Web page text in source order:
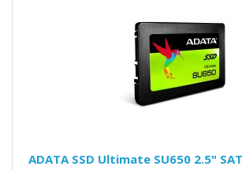
ADATA SSD Ultimate SU650 2.5"